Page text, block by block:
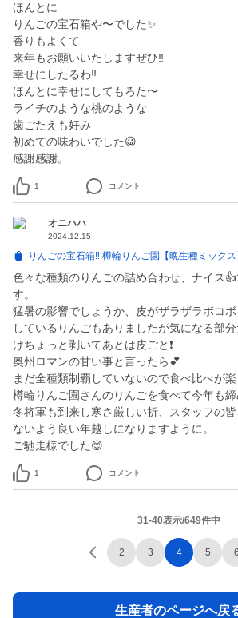
ほんとに
りんごの宝石箱や〜でした✨
香りもよくて
来年もお願いいたしますぜひ‼
幸せにしたるわ‼
ほんとに幸せにしてもろた〜
ライチのような桃のような
歯ごたえも好み
初めての味わいでした😀
感謝感謝。
1 コメント
オニハハ
2024.12.15
りんごの宝石箱‼ 樽輪りんご園【晩生種ミック
色々な種類のりんごの詰め合わせ、ナイス
す。
猛暑の影響でしょうか、皮がザラザラボコボ
しているりんごもありましたが気になる部
けちょっと剥いてあとは皮ごと❗️
奥州ロマンの甘い事と言ったら💕
まだ全種類制覇していないので食べ比べが
樽輪りんご園さんのりんごを食べて今年も
冬将軍も到来し寒さ厳しい折、スタッフの
ないよう良い年越しになりますように。
ご馳走様でした😊
1 コメント
31-40表示/649件中
2 3 4 5 6
生産者のページへ戻